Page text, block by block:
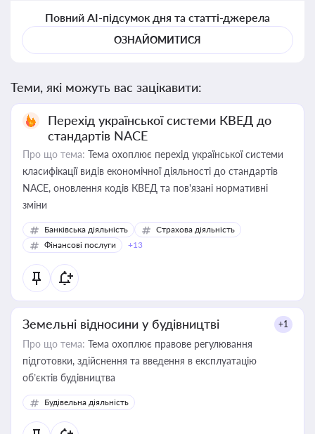
Повний AI-підсумок дня та статті-джерела
ОЗНАЙОМИТИСЯ
Теми, які можуть вас зацікавити:
Перехід української системи КВЕД до
стандартів NACE
Про що тема: Тема охоплює перехід української системи
класифікації видів економічної діяльності до стандартів
NACE, оновлення кодів КВЕД та пов'язані нормативні
зміни
Банківська діяльність
Страхова діяльність
Фінансові послуги
+13
Земельні відносини у будівництві +1
Про що тема: Тема охоплює правове регулювання
підготовки, здійснення та введення в експлуатацію
об’єктів будівництва
Будівельна діяльність